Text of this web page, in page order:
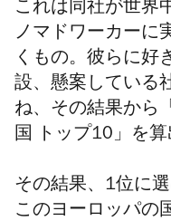
これは同社が世界
ノマドワーカーに
くもの。彼らに好
設、懸案している
ね、その結果から
国 トップ10」を算
その結果、1位に
このヨーロッパの